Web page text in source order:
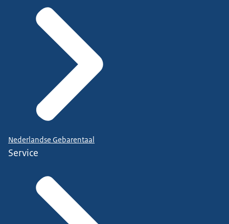
Nederlandse Gebarentaal
Service